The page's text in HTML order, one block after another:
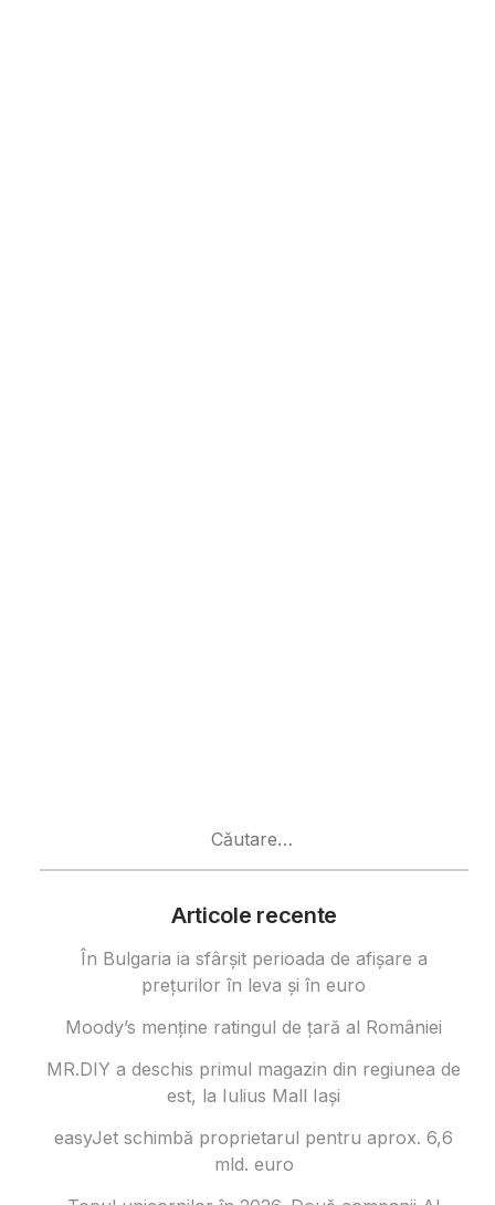
Articole recente
În Bulgaria ia sfârşit perioada de afișare a
prețurilor în ​​leva și în euro
Moody’s menține ratingul de țară al României
MR.DIY a deschis primul magazin din regiunea de
est, la Iulius Mall Iași
easyJet schimbă proprietarul pentru aprox. 6,6
mld. euro